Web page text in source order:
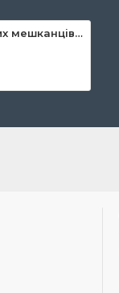
Набір морських мешканців, Melissa&Doug